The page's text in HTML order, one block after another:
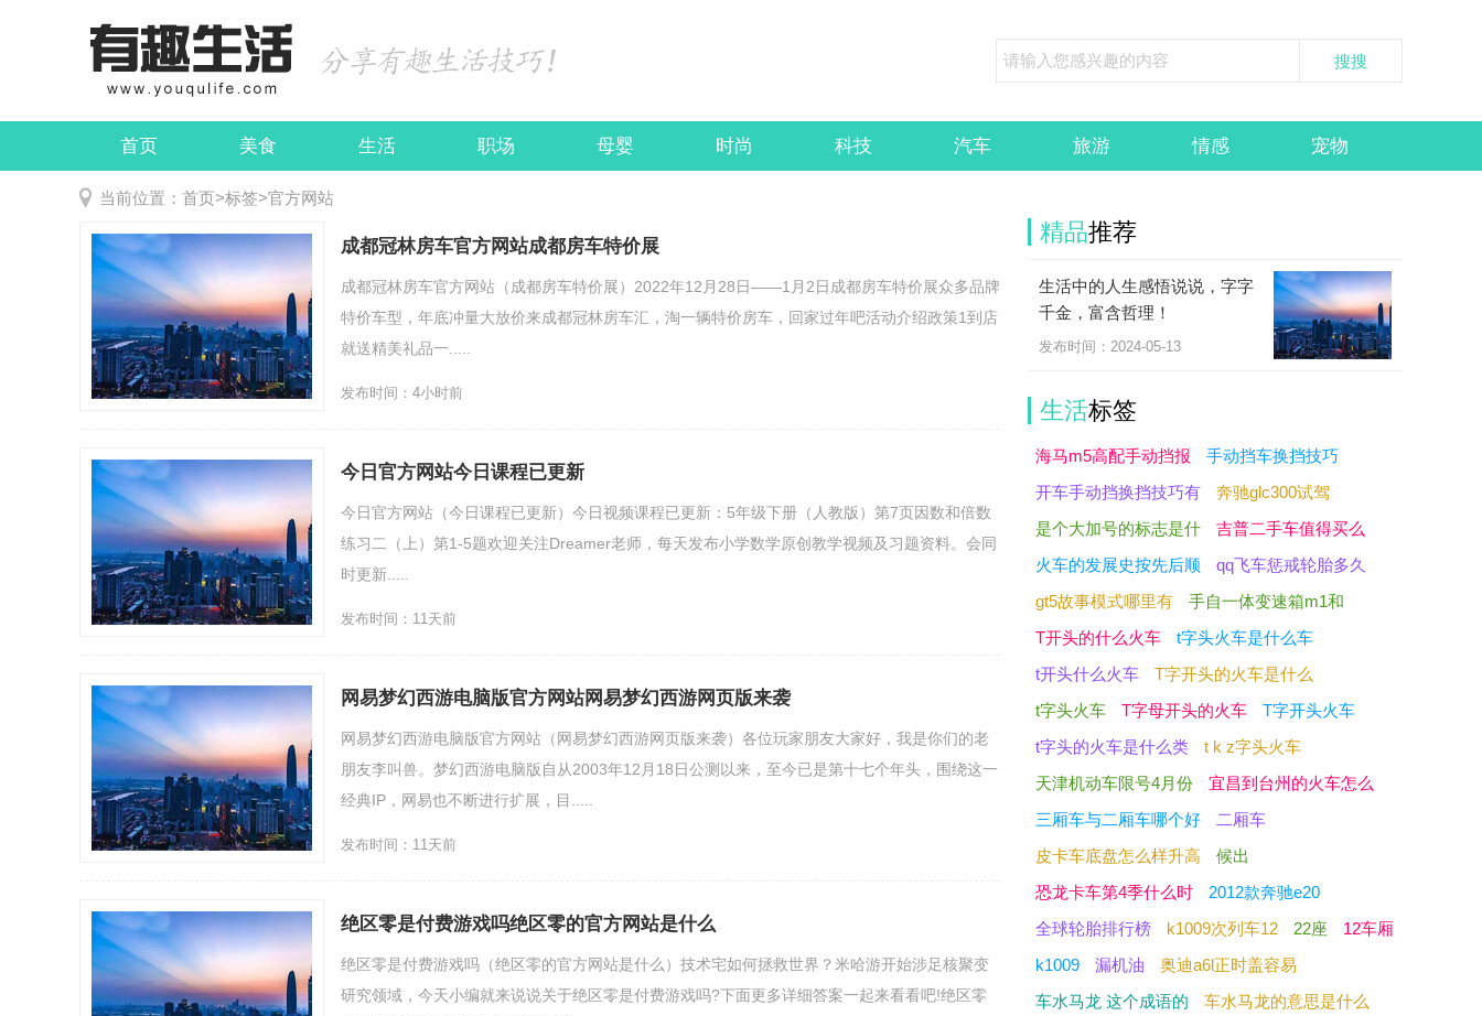
首页 美食 生活 职场 母婴 时尚 科技 汽车 旅游 情感 宠物
娱乐 民俗
当前位置： 首页>标签>官方网站
成都冠林房车官方网站成都房车特价展
成都冠林房车官方网站（成都房车特价展）2022年12月28日——1月2日成都房车特价展众多品牌
特价车型，年底冲量大放价来成都冠林房车汇，淘一辆特价房车，回家过年吧活动介绍政策1到店
就送精美礼品一.....
发布时间：4小时前
今日官方网站今日课程已更新
今日官方网站（今日课程已更新）今日视频课程已更新：5年级下册（人教版）第7页因数和倍数
练习二（上）第1-5题欢迎关注Dreamer老师，每天发布小学数学原创教学视频及习题资料。会同
时更新.....
发布时间：11天前
网易梦幻西游电脑版官方网站网易梦幻西游网页版来袭
网易梦幻西游电脑版官方网站（网易梦幻西游网页版来袭）各位玩家朋友大家好，我是你们的老
朋友李叫兽。梦幻西游电脑版自从2003年12月18日公测以来，至今已是第十七个年头，围绕这一
经典IP，网易也不断进行扩展，目.....
发布时间：11天前
绝区零是付费游戏吗绝区零的官方网站是什么
绝区零是付费游戏吗（绝区零的官方网站是什么）技术宅如何拯救世界？米哈游开始涉足核聚变
研究领域，今天小编就来说说关于绝区零是付费游戏吗?下面更多详细答案一起来看看吧!绝区零
精品推荐
生活中的人生感悟说说，字字
千金，富含哲理！
发布时间：2024-05-13
生活标签
海马m5高配手动挡报
手动挡车换挡技巧
开车手动挡换挡技巧有
奔驰glc300试驾
是个大加号的标志是什
吉普二手车值得买么
火车的发展史按先后顺
qq飞车惩戒轮胎多久
gt5故事模式哪里有
手自一体变速箱m1和
T开头的什么火车
t字头火车是什么车
t开头什么火车
T字开头的火车是什么
t字头火车
T字母开头的火车
T字开头火车
t字头的火车是什么类
t k z字头火车
天津机动车限号4月份
宜昌到台州的火车怎么
三厢车与二厢车哪个好
二厢车
皮卡车底盘怎么样升高
候出
恐龙卡车第4季什么时
2012款奔驰e20
全球轮胎排行榜
k1009次列车12 22座
12车厢
k1009
漏机油
奥迪a6l正时盖容易
车水马龙 这个成语的
车水马龙的意思是什么